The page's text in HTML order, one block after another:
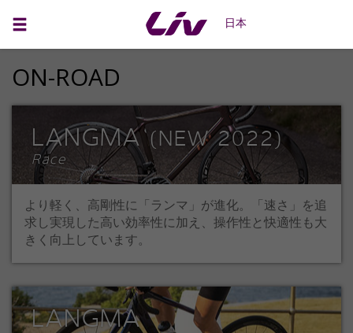
日本
ON-ROAD
LANGMA(NEW 2022)
Race
より軽く、高剛性に「ランマ」が進化。「速さ」を追
求し実現した高い効率性に加え、操作性と快適性も大
きく向上しています。
LANGMA